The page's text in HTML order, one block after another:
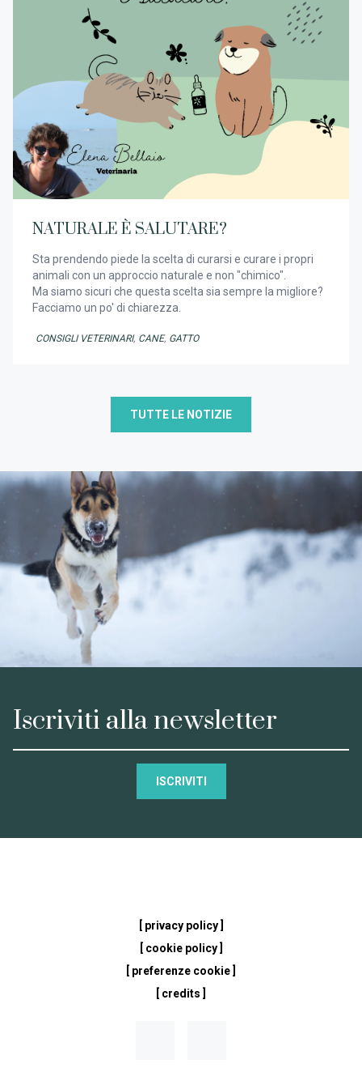
NATURALE È SALUTARE?
Sta prendendo piede la scelta di curarsi e curare i propri
animali con un approccio naturale e non "chimico".
Ma siamo sicuri che questa scelta sia sempre la migliore?
Facciamo un po' di chiarezza.
CONSIGLI VETERINARI, CANE, GATTO
TUTTE LE NOTIZIE
Iscriviti alla newsletter
ISCRIVITI
[ privacy policy ]
[ cookie policy ]
[ preferenze cookie ]
[ credits ]